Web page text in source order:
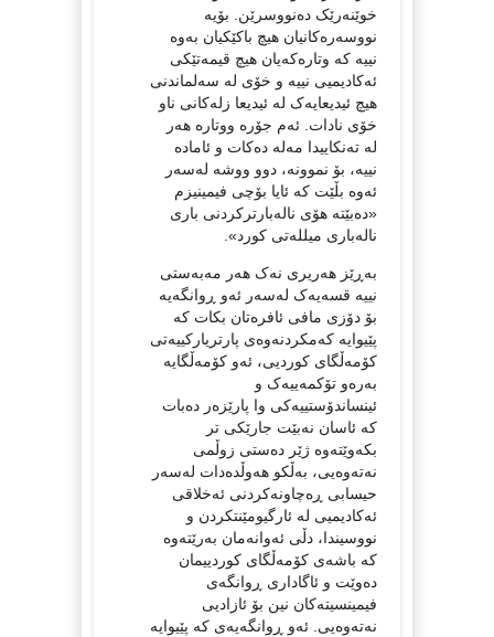
خوێنەرێک دەنووسرێن. بۆیە
نووسەرەکانیان هیچ باکێکیان بەوە
نییە کە وتارەکەیان هیچ قیمەتێکی
ئەکادیمیی نییە و خۆی لە سەلماندنی
هیچ ئیدیعایەک لە ئیدیعا زلەکانی ناو
خۆی نادات. ئەم جۆرە ووتارە هەر
لە تەنکاییدا مەلە دەکات و ئامادە
نییە، بۆ نموونە، دوو ووشە لەسەر
ئەوە بڵێت کە ئایا بۆچی فیمینیزم
«دەبێتە هۆی نالەبارترکردنی باری
نالەباری میللەتی کورد».
بەڕێز هەریری نەک هەر مەبەستی
نییە قسەیەک لەسەر ئەو ڕوانگەیە
بۆ دۆزی مافی ئافرەتان بکات کە
پێیوایە کەمکردنەوەی پارتریارکییەتی
کۆمەڵگای کوردیی، ئەو کۆمەڵگایە
بەرەو تۆکمەییەک و
ئینساندۆستییەکی وا پارێزەر دەبات
کە ئاسان نەبێت جارێکی تر
بکەوێتەوە ژێر دەستی زوڵمی
نەتەوەیی، بەڵکو هەوڵدەدات لەسەر
حیسابی ڕەچاونەکردنی ئەخلاقی
ئەکادیمیی لە ئارگیومێنتکردن و
نووسیندا، دڵی ئەوانەمان بەرێتەوە
کە باشەی کۆمەڵگای کوردییمان
دەوێت و ئاگاداری ڕوانگەی
فیمینسیتەکان نین بۆ ئازادیی
نەتەوەیی. ئەو ڕوانگەیەی کە پێیوایە